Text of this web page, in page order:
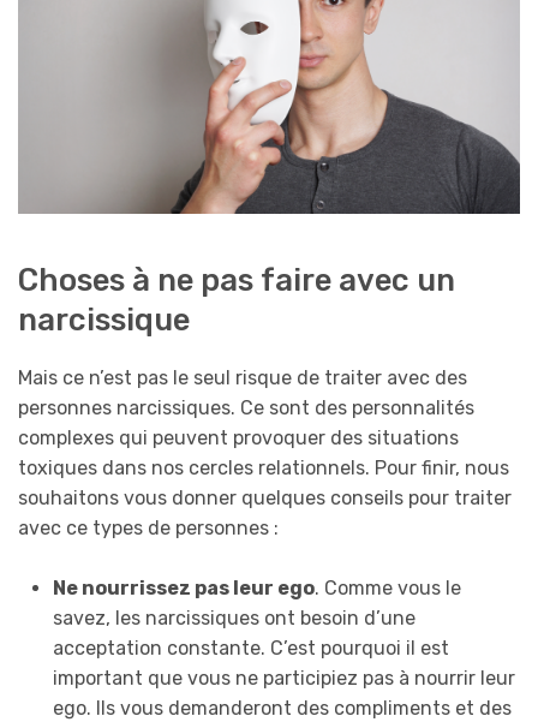
Choses à ne pas faire avec un
narcissique
Mais ce n’est pas le seul risque de traiter avec des
personnes narcissiques. Ce sont des personnalités
complexes qui peuvent provoquer des situations
toxiques dans nos cercles relationnels. Pour finir, nous
souhaitons vous donner quelques conseils pour traiter
avec ce types de personnes :
Ne nourrissez pas leur ego. Comme vous le
savez, les narcissiques ont besoin d’une
acceptation constante. C’est pourquoi il est
important que vous ne participiez pas à nourrir leur
ego. Ils vous demanderont des compliments et des